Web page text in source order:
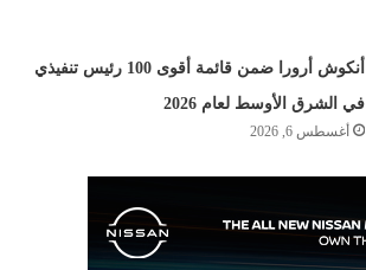
أنكوش أرورا ضمن قائمة أقوى 100 رئيس تنفيذي
في الشرق الأوسط لعام 2026
أغسطس 6, 2026